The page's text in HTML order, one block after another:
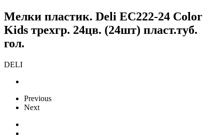
Мелки пластик. Deli EC222-24 Color
Kids трехгр. 24цв. (24шт) пласт.туб.
гол.
DELI
Previous
Next